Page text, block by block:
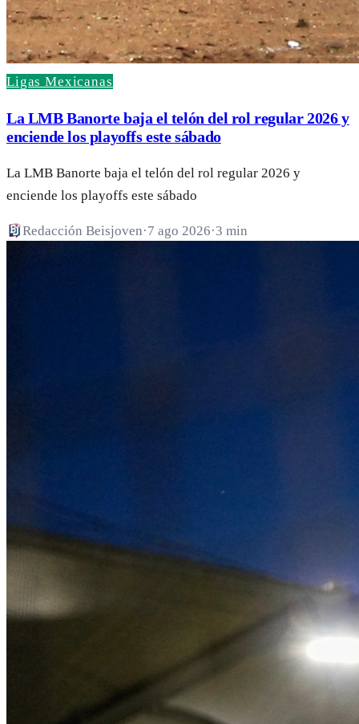
Ligas Mexicanas
La LMB Banorte baja el telón del rol regular 2026 y
enciende los playoffs este sábado
La LMB Banorte baja el telón del rol regular 2026 y
enciende los playoffs este sábado
Redacción Beisjoven·7 ago 2026·3 min